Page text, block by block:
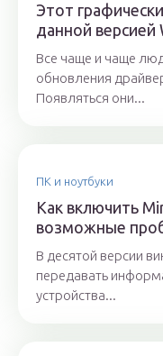
Этот
данной версией
Все чаще и чаще
обновления
Появляться они...
ПК и ноутбуки
Как включить
возможные
В десятой версии
передавать
устройства...